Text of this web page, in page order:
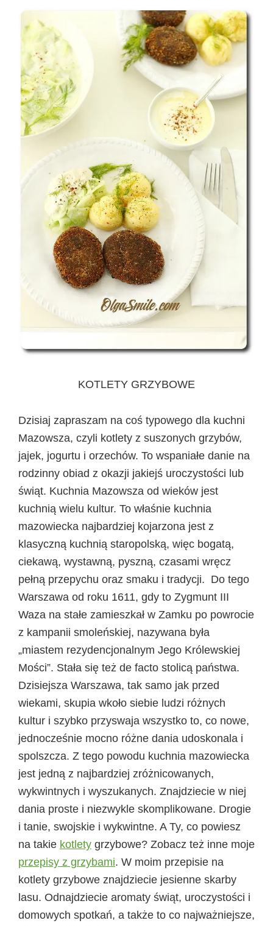
KOTLETY GRZYBOWE
Dzisiaj zapraszam na coś typowego dla kuchni
Mazowsza, czyli kotlety z suszonych grzybów,
jajek, jogurtu i orzechów. To wspaniałe danie na
rodzinny obiad z okazji jakiejś uroczystości lub
świąt. Kuchnia Mazowsza od wieków jest
kuchnią wielu kultur. To właśnie kuchnia
mazowiecka najbardziej kojarzona jest z
klasyczną kuchnią staropolską, więc bogatą,
ciekawą, wystawną, pyszną, czasami wręcz
pełną przepychu oraz smaku i tradycji. Do tego
Warszawa od roku 1611, gdy to Zygmunt III
Waza na stałe zamieszkał w Zamku po powrocie
z kampanii smoleńskiej, nazywana była
„miastem rezydencjonalnym Jego Królewskiej
Mości”. Stała się też de facto stolicą państwa.
Dzisiejsza Warszawa, tak samo jak przed
wiekami, skupia wkoło siebie ludzi różnych
kultur i szybko przyswaja wszystko to, co nowe,
jednocześnie mocno różne dania udoskonala i
spolszcza. Z tego powodu kuchnia mazowiecka
jest jedną z najbardziej zróżnicowanych,
wykwintnych i wyszukanych. Znajdziecie w niej
dania proste i niezwykle skomplikowane. Drogie
i tanie, swojskie i wykwintne. A Ty, co powiesz
na takie kotlety grzybowe? Zobacz też inne moje
przepisy z grzybami. W moim przepisie na
kotlety grzybowe znajdziecie jesienne skarby
lasu. Odnajdziecie aromaty świąt, uroczystości i
domowych spotkań, a także to co najważniejsze,